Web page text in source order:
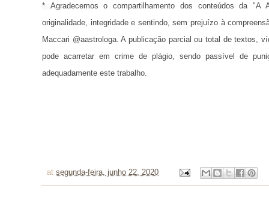
* Agradecemos o compartilhamento dos conteúdos da
originalidade, integridade e sentindo, sem prejuízo à
Maccari @aastrologa. A publicação parcial ou total de textos,
pode acarretar em crime de plágio, sendo passível de
adequadamente este trabalho.
at segunda-feira, junho 22, 2020